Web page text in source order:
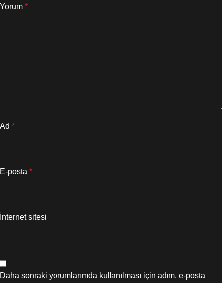
Yorum *
Ad *
E-posta *
İnternet sitesi
Daha sonraki yorumlarımda kullanılması için adım, e-posta